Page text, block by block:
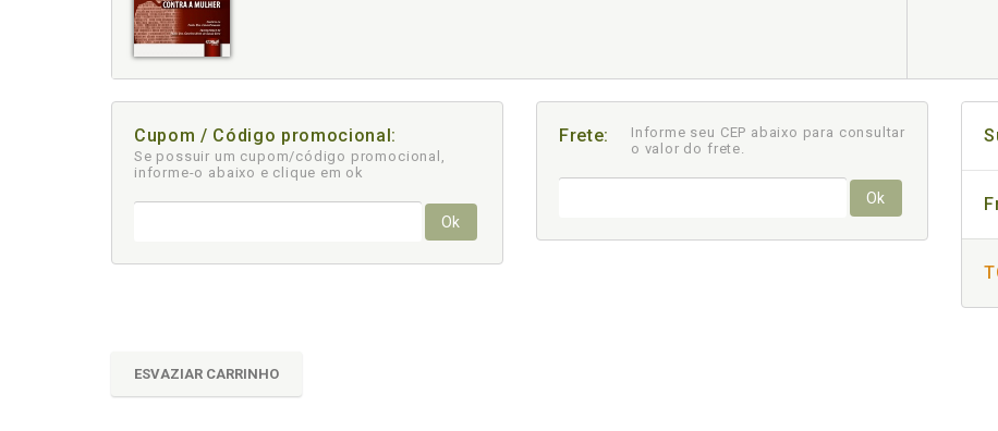
Cupom / Código promocional:
Se possuir um cupom/código promocional,
informe-o abaixo e clique em ok
Ok
Frete:
Informe seu CEP abaixo para consultar
o valor do frete.
Ok
ESVAZIAR CARRINHO